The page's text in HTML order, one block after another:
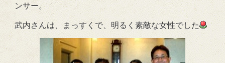
ンサー。
武内さんは、まっすくで、明るく素敵な女性でした